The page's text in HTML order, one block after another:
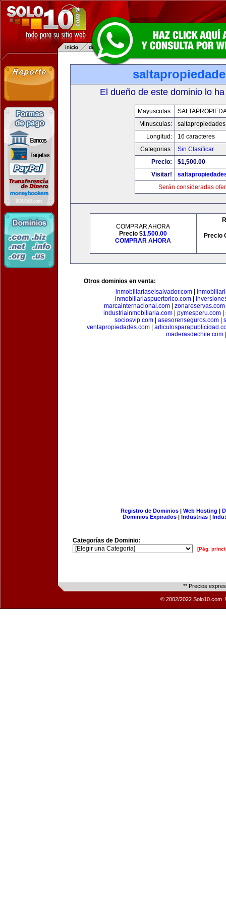
El dueño de este dominio lo
Mayusculas:
Minusculas:
Longitud:
16 caracteres
Categorias:
Sin Clasificar
Precio:
$1,500.00
Visitar!
Serán consideradas
COMPRAR AHORA
Precio $1,500.00
COMPRAR AHORA
Precio
Otros dominios en venta:
inmobiliariaselsalvador.com|
inmobiliariaspuertorico.com
marcainternacional.com| zonareservas.com
industriainmobiliaria.com| pymesperu.com|
sociosvip.com
asesorenseguros.com
ventapropiedades.com
maderasdechile.com
Registro de Dominios| Web Hosting |
Dominios Expirados | Industrias |
Categorías de Dominio:
[Pág.
** Precios
© 2002/2022 Solo10.com